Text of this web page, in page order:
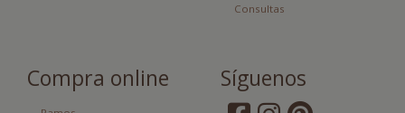
Consultas
Compra online Síguenos